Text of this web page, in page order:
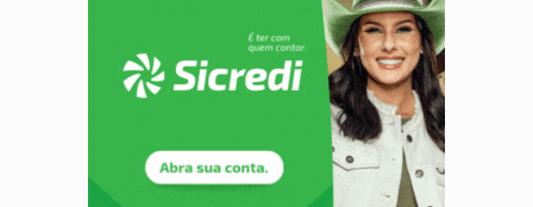
Colisão entre caminhão e carro deixa quatro mortos e um em
ENCONTRO:Amazônia Negra ganha projeção nacional com participação de
Porto Velho tem chances de chuvas isoladas nesta
SINDICATOS UNIDOS: Assembleia Geral delibera greve da educação